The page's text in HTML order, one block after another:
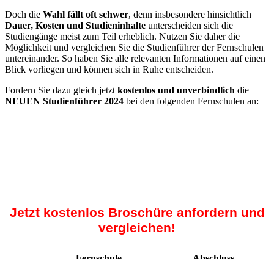
Doch die Wahl fällt oft schwer, denn insbesondere hinsichtlich
Dauer, Kosten und Studieninhalte unterscheiden sich die
Studiengänge meist zum Teil erheblich. Nutzen Sie daher die
Möglichkeit und vergleichen Sie die Studienführer der Fernschulen
untereinander. So haben Sie alle relevanten Informationen auf einen
Blick vorliegen und können sich in Ruhe entscheiden.
Fordern Sie dazu gleich jetzt kostenlos und unverbindlich die
NEUEN Studienführer 2024 bei den folgenden Fernschulen an:
Jetzt kostenlos Broschüre anfordern und
vergleichen!